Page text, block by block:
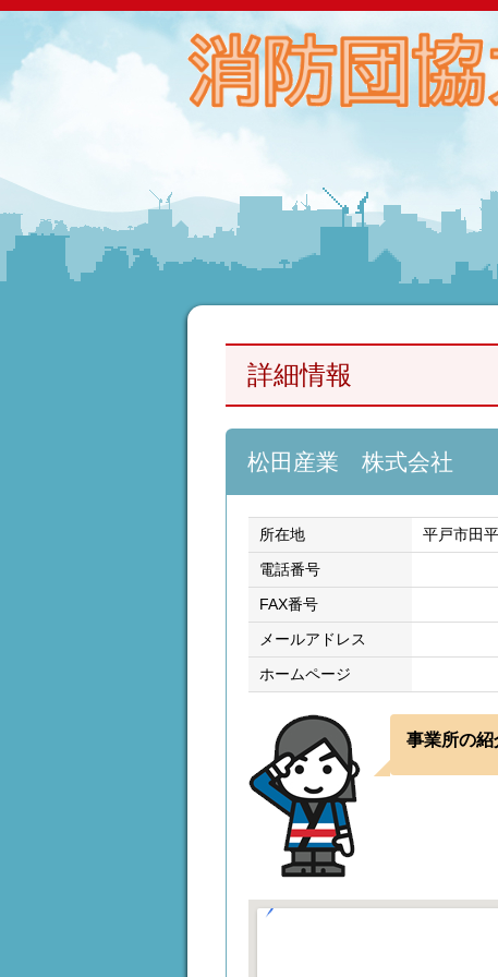
詳細情報
松田産業 株式会社
所在地 平戸市田
電話番号
FAX番号
メールアドレス
ホームページ
事業所の紹